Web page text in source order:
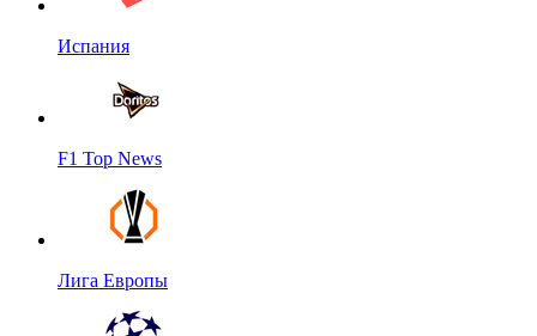
Испания
F1 Top News
Лига Европы